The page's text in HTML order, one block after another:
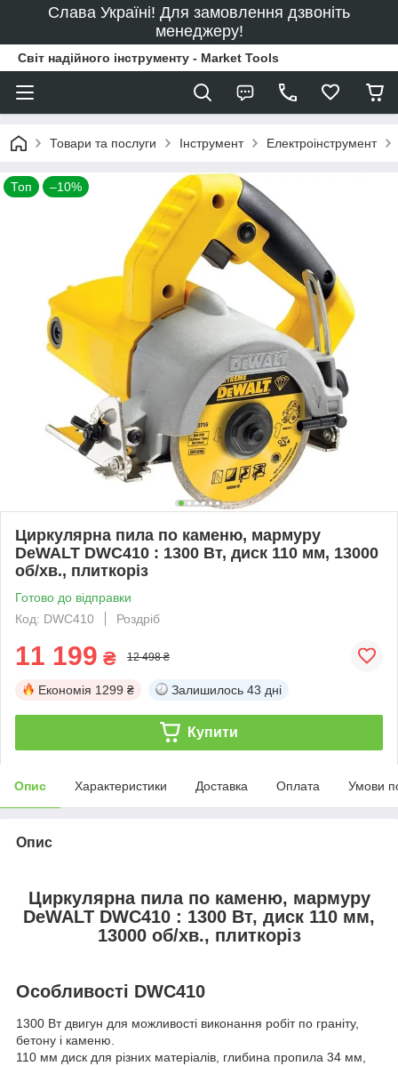
Слава Україні! Для замовлення дзвоніть
менеджеру!
Світ надійного інструменту - Market Tools
Товари та послуги Інструмент Електроінструмент
Топ –10%
Циркулярна пила по каменю, мармуру
DeWALT DWC410 : 1300 Вт, диск 110 мм, 13000
об/хв., плиткоріз
Готово до відправки
Код: DWC410
Роздріб
11 199 ₴ 12 498 ₴
Економія 1299 ₴ Залишилось 43 дні
Купити
Опис Характеристики Доставка Оплата Умови
Опис
Циркулярна пила по каменю, мармуру
DeWALT DWC410 : 1300 Вт, диск 110 мм,
13000 об/хв., плиткоріз
Особливості DWC410
1300 Вт двигун для можливості виконання робіт по граніту,
бетону і каменю.
110 мм диск для різних матеріалів, глибина пропила 34 мм,